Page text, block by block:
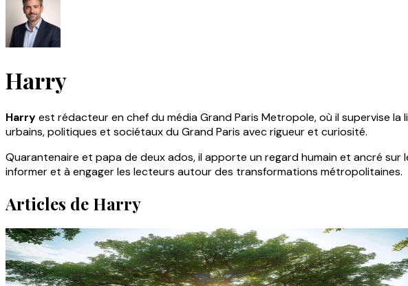
Harry
Harryest rédacteur en chef du média Grand Paris Metropole, où il supervise
urbains, politiques et sociétaux du Grand Paris avec rigueur et curiosité.
Quarantenaire et papa de deux ados, il apporte un regard humain et ancré
informer et à engager les lecteurs autour des transformations métropolitaines.
Articles de Harry